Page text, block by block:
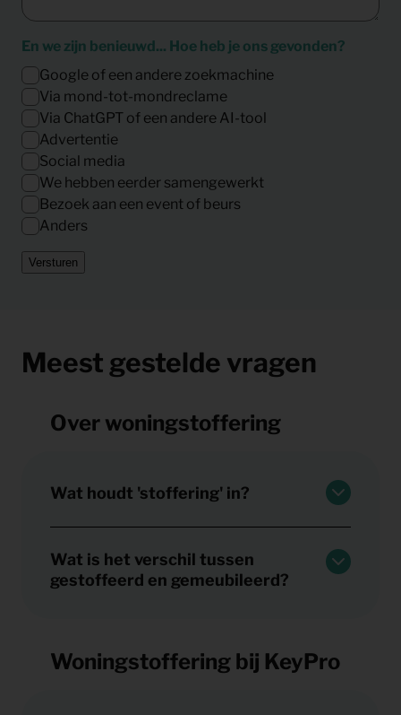
En we zijn benieuwd... Hoe heb je ons gevonden?
Google of een andere zoekmachine
Via mond-tot-mondreclame
Via ChatGPT of een andere AI-tool
Advertentie
Social media
We hebben eerder samengewerkt
Bezoek aan een event of beurs
Anders
Versturen
Meest gestelde vragen
Over woningstoffering
Wat houdt 'stoffering' in?
Wat is het verschil tussen
gestoffeerd en gemeubileerd?
Woningstoffering bij KeyPro